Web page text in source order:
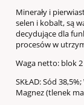
Minerały i
selen i kobalt, są
decydujące dla
procesów w
Waga netto: blok
SKŁAD: Sód
Magnez (tlenek